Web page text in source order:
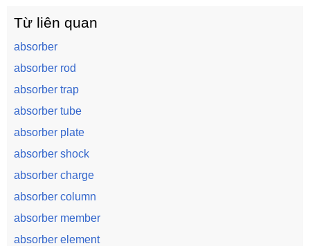
Từ liên quan
absorber
absorber rod
absorber trap
absorber tube
absorber plate
absorber shock
absorber charge
absorber column
absorber member
absorber element